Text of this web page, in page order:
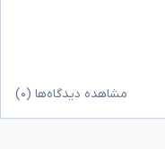
مشاهده دیدگاه‌ها (۰)